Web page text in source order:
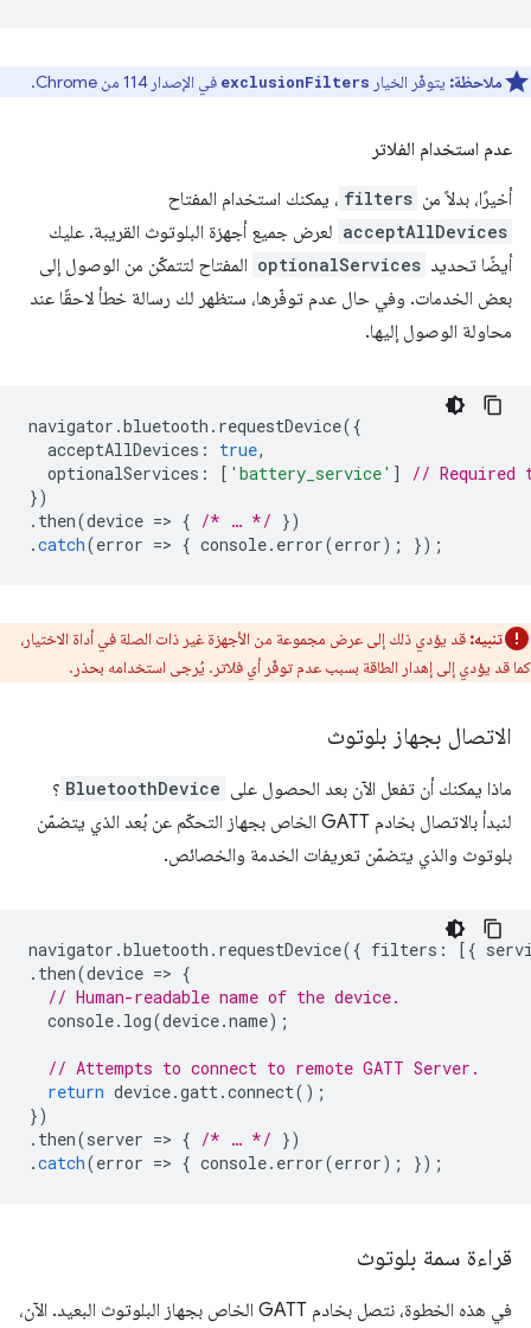
ملاحظة: يتوفّر الخيار exclusionFilters في الإصدار 114 من Chrome.
عدم استخدام الفلاتر
أخيرًا، بدلاً من filters ، يمكنك استخدام المفتاح
acceptAllDevices لعرض جميع أجهزة البلوتوث القريبة. عليك
أيضًا تحديد optionalServices المفتاح لتتمكّن من الوصول إلى
بعض الخدمات. وفي حال عدم توفّرها، ستظهر لك رسالة خطأ لاحقًا عند
محاولة الوصول إليها.
navigator .bluetooth . requestDevice({
acceptAllDevices : true,
optionalServices : [ 'battery_service' ]
// Required
})
. then(device => { /* … */ })
.catch(error => { console. error(error); });
تنبيه: قد يؤدي ذلك إلى عرض مجموعة من الأجهزة غير ذات الصلة في أداة الاختيار،
كما قد يؤدي إلى إهدار الطاقة بسبب عدم توفّر أي فلاتر. يُرجى استخدامه بحذر.
الاتصال بجهاز بلوتوث
ماذا يمكنك أن تفعل الآن بعد الحصول على BluetoothDevice ؟
لنبدأ بالاتصال بخادم GATT الخاص بجهاز التحكّم عن بُعد الذي يتضمّن
بلوتوث والذي يتضمّن تعريفات الخدمة والخصائص.
navigator .bluetooth . requestDevice({ filters : [{
. then(device => {
// Human-readable name of the device.
console. log(device.name);
// Attempts to connect to remote GATT Server.
return device.gatt.connect();
})
. then(server => { /* … */ })
.catch(error => { console. error(error); });
قراءة سمة بلوتوث
في هذه الخطوة، نتصل بخادم GATT الخاص بجهاز البلوتوث البعيد. الآن،